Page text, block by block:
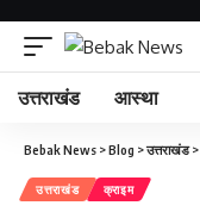
उत्तराखंड आस्था
Bebak News >Blog >उत्तराखंड>
उत्तराखंड क्राइम